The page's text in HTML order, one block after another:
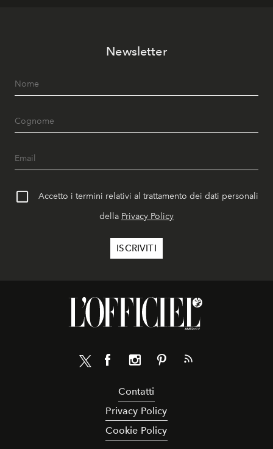
Newsletter
Accetto i termini relativi al trattamento dei dati personali
della Privacy Policy
Contatti
Privacy Policy
Cookie Policy